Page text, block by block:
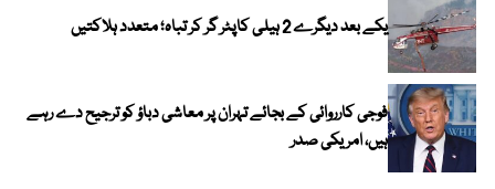
یکے بعد دیگرے 2 ہیلی کاپٹر گر کر تباہ؛ متعدد ہلاکتیں
فوجی کارروائی کے بجائے تہران پر معاشی دباؤ کو ترجیح دے رہے
ہیں، امریکی صدر